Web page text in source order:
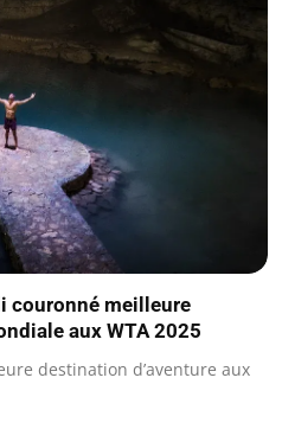
couronné meilleure
aux WTA 2025
destination d’aventure aux